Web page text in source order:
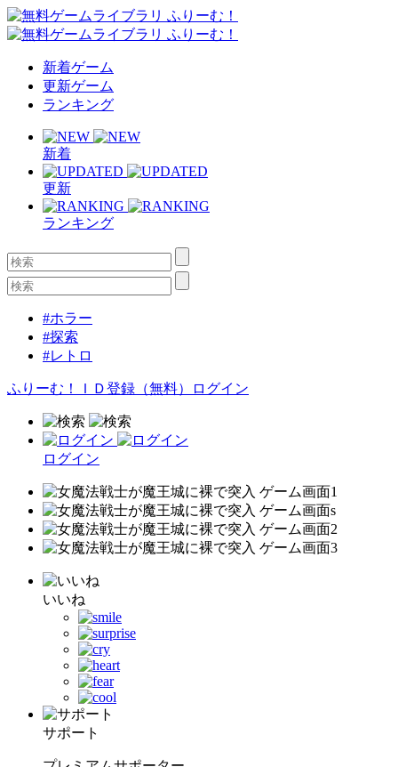
新着ゲーム
更新ゲーム
ランキング
新着
更新
ランキング
#ホラー
#探索
#レトロ
ふりーむ！ＩＤ登録（無料） ログイン
ログイン
いいね
サポート